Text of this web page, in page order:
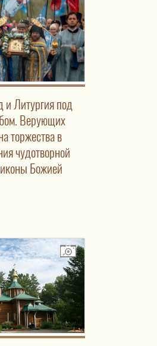
и Литургия под
Верующих
торжества в
чудотворной
Божией